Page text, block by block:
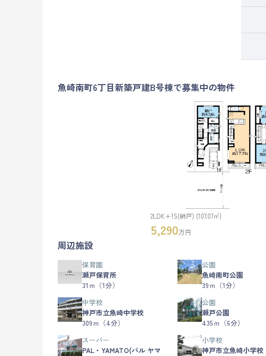
魚崎南町6丁目新築戸建B号棟で募集中の物件
2LDK＋1S(納戸) (107.07㎡)
5,290万円
周辺施設
保育園
瀬戸保育所
31ｍ（1分）
公園
魚崎南町公園
39ｍ（1分）
中学校
神戸市立魚崎中学校
309ｍ（4分）
公園
瀬戸公園
435ｍ（6分）
スーパー
PAL・YAMATO(パル ヤマ
小学校
神戸市立魚崎小学校